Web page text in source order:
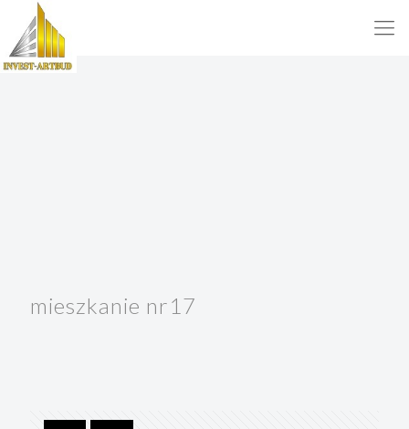
mieszkanie nr17